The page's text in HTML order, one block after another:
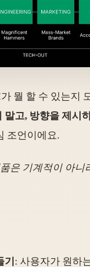
뭘 할 수 있는지
말고, 방향을 제시
조언이에요.
은 기계적이 아니
: 사용자가 원하